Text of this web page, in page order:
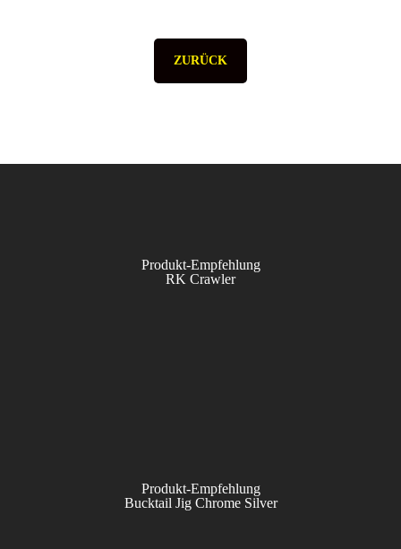
ZURÜCK
Produkt-Empfehlung
RK Crawler
Produkt-Empfehlung
Bucktail Jig Chrome Silver